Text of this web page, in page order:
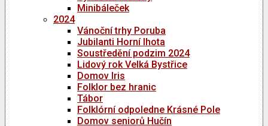
Minibáleček
2024
Vánoční trhy Poruba
Jubilanti Horní lhota
Soustředění podzim 2024
Lidový rok Velká Bystřice
Domov Iris
Folklor bez hranic
Tábor
Folklórní odpoledne Krásné Pole
Domov seniorů Hučín